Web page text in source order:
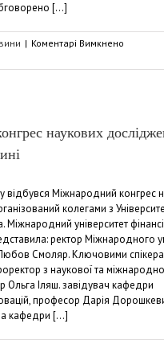
[...]
| Коментарі Вимкнено
«Сучасні
та
Баку,
наукових
відбувся Міжнародний конгрес
колегами з
Міжнародний університет
ректор Міжнародного
Смоляр. Ключовими
з наукової та
Ольга Іляш. завідувач кафедри
професор Дарія
кафедри [...]